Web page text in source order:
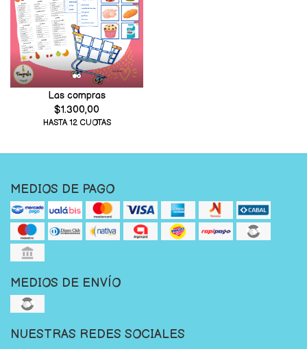
Las compras
$1.300,00
HASTA 12 CUOTAS
MEDIOS DE PAGO
MEDIOS DE ENVÍO
NUESTRAS REDES SOCIALES